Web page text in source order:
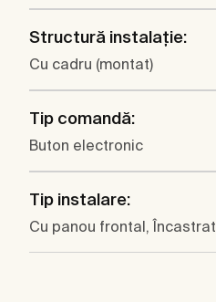
Structură instalaţie:
Cu cadru (montat)
Tip comandă:
Buton electronic
Tip instalare:
Cu panou frontal, Încastrat